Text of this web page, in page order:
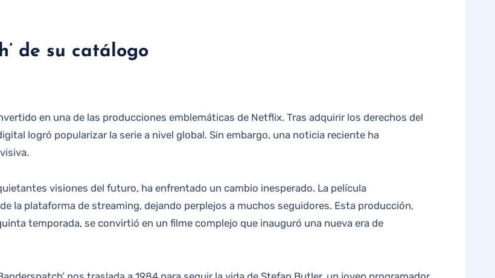
de su catálogo
logró popularizar la serie a nivel global. Sin embargo, una noticia reciente ha
visiones del futuro, ha enfrentado un cambio inesperado. La película
la plataforma de streaming, dejando perplejos a muchos seguidores. Esta producción,
temporada, se convirtió en un filme complejo que inauguró una nueva era de